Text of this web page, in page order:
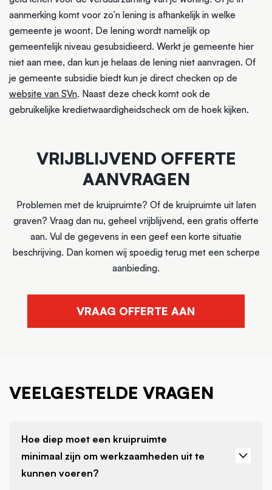
aanmerking komt voor zo’n lening is afhankelijk in welke
gemeente je woont. De lening wordt namelijk op
gemeentelijk niveau gesubsidieerd. Werkt je gemeente hier
niet aan mee, dan kun je helaas de lening niet aanvragen. Of
je gemeente subsidie biedt kun je direct checken op de
website van SVn. Naast deze check komt ook de
gebruikelijke kredietwaardigheidscheck om de hoek kijken.
VRIJBLIJVEND OFFERTE
AANVRAGEN
Problemen met de kruipruimte? Of de kruipruimte uit laten
graven? Vraag dan nu, geheel vrijblijvend, een gratis offerte
aan. Vul de gegevens in een geef een korte situatie
beschrijving. Dan komen wij spoedig terug met een scherpe
aanbieding.
VRAAG OFFERTE AAN
VEELGESTELDE VRAGEN
Hoe diep moet een kruipruimte
minimaal zijn om werkzaamheden uit te
kunnen voeren?